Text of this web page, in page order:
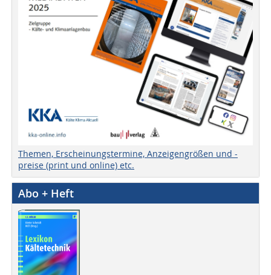
Themen, Erscheinungstermine, Anzeigengrößen und -
preise (print und online) etc.
Abo + Heft